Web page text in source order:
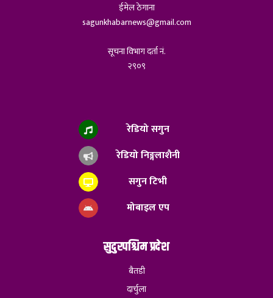
ईमेल ठेगाना
sagunkhabarnews@gmail.com
सूचना विभाग दर्ता नं.
२९०९
रेडियो सगुन
रेडियो निङ्गलाशैनी
सगुन टिभी
मोबाइल एप
सुदुरपश्चिम प्रदेश
बैतडी
दार्चुला